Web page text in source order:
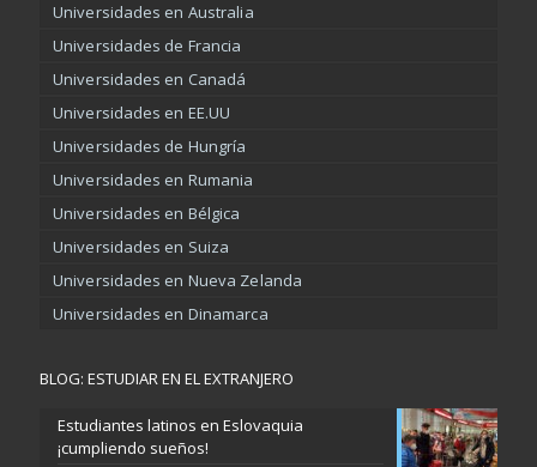
Universidades en Australia
Universidades de Francia
Universidades en Canadá
Universidades en EE.UU
Universidades de Hungría
Universidades en Rumania
Universidades en Bélgica
Universidades en Suiza
Universidades en Nueva Zelanda
Universidades en Dinamarca
BLOG: ESTUDIAR EN EL EXTRANJERO
Estudiantes latinos en Eslovaquia
¡cumpliendo sueños!